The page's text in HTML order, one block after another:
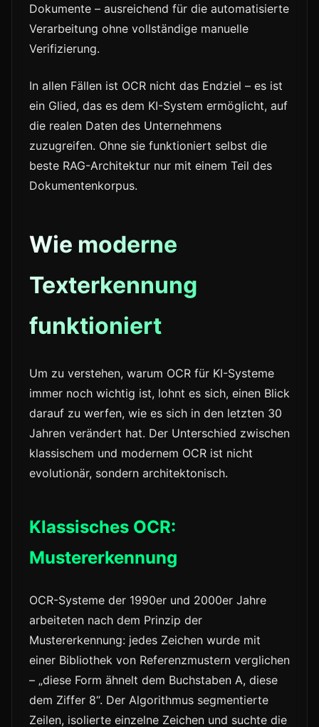
Dokumente – ausreichend für die automatisierte
Verarbeitung ohne vollständige manuelle
Verifizierung.
In allen Fällen ist OCR nicht das Endziel – es ist
ein Glied, das es dem KI-System ermöglicht, auf
die realen Daten des Unternehmens
zuzugreifen. Ohne sie funktioniert selbst die
beste RAG-Architektur nur mit einem Teil des
Dokumentenkorpus.
Wie moderne
Texterkennung
funktioniert
Um zu verstehen, warum OCR für KI-Systeme
immer noch wichtig ist, lohnt es sich, einen Blick
darauf zu werfen, wie es sich in den letzten 30
Jahren verändert hat. Der Unterschied zwischen
klassischem und modernem OCR ist nicht
evolutionär, sondern architektonisch.
Klassisches OCR:
Mustererkennung
OCR-Systeme der 1990er und 2000er Jahre
arbeiteten nach dem Prinzip der
Mustererkennung: jedes Zeichen wurde mit
einer Bibliothek von Referenzmustern verglichen
– „diese Form ähnelt dem Buchstaben A, diese
dem Ziffer 8“. Der Algorithmus segmentierte
Zeilen, isolierte einzelne Zeichen und suchte die